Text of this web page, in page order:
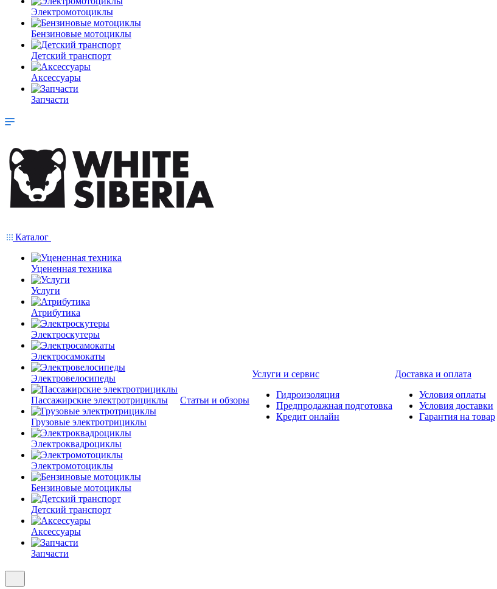
Электромотоциклы
Бензиновые мотоциклы
Детский транспорт
Аксессуары
Запчасти
Каталог
Уцененная техника
Услуги
Атрибутика
Электроскутеры
Электросамокаты
Электровелосипеды
Пассажирские электротрициклы
Грузовые электротрициклы
Электроквадроциклы
Электромотоциклы
Бензиновые мотоциклы
Детский транспорт
Аксессуары
Запчасти
Статьи и обзоры
Услуги и сервис
Гидроизоляция
Предпродажная подготовка
Кредит онлайн
Доставка и оплата
Условия оплаты
Условия доставки
Гарантия на товар